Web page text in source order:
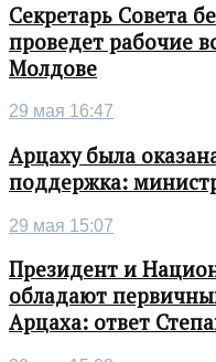
Секретарь Совета
проведет рабочие
Молдове
29 мая 16:47
Арцаху была
поддержка:
29 мая 15:07
Президент и
обладают
Арцаха: ответ